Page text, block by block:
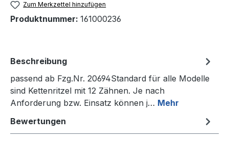
Zum Merkzettel hinzufügen
Produktnummer: 161000236
Beschreibung
passend ab Fzg.Nr. 20694Standard für alle Modelle
sind Kettenritzel mit 12 Zähnen. Je nach
Anforderung bzw. Einsatz können j… Mehr
Bewertungen